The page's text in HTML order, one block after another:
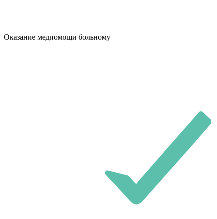
Оказание медпомощи больному